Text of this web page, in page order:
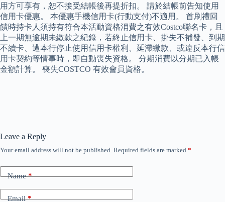
用方可享有，恕不接受結帳後再提折扣。 請於結帳前告知使用
信用卡優惠。 本優惠手機信用卡(行動支付)不適用。 首刷禮回
饋時持卡人須持有符合本活動資格消費之有效Costco聯名卡，且
上一期無逾期未繳款之紀錄，若終止信用卡、掛失不補發、到期
不續卡、遭本行停止使用信用卡權利、延滯繳款、或違反本行信
用卡契約等情事時，即自動喪失資格。 分期消費以分期已入帳
金額計算。 喪失COSTCO 有效會員資格。
Leave a Reply
Your email address will not be published. Required fields are marked *
Name*
Email*